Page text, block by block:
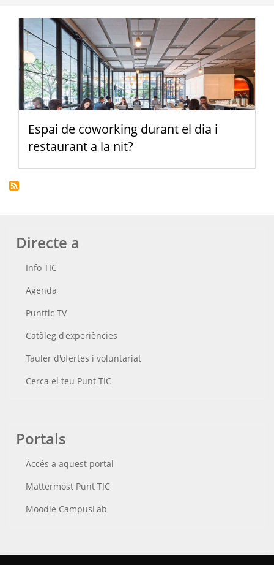
Espai de coworking durant el dia i
restaurant a la nit?
Directe a
Info TIC
Agenda
Punttic TV
Catàleg d'experiències
Tauler d'ofertes i voluntariat
Cerca el teu Punt TIC
Portals
Accés a aquest portal
Mattermost Punt TIC
Moodle CampusLab